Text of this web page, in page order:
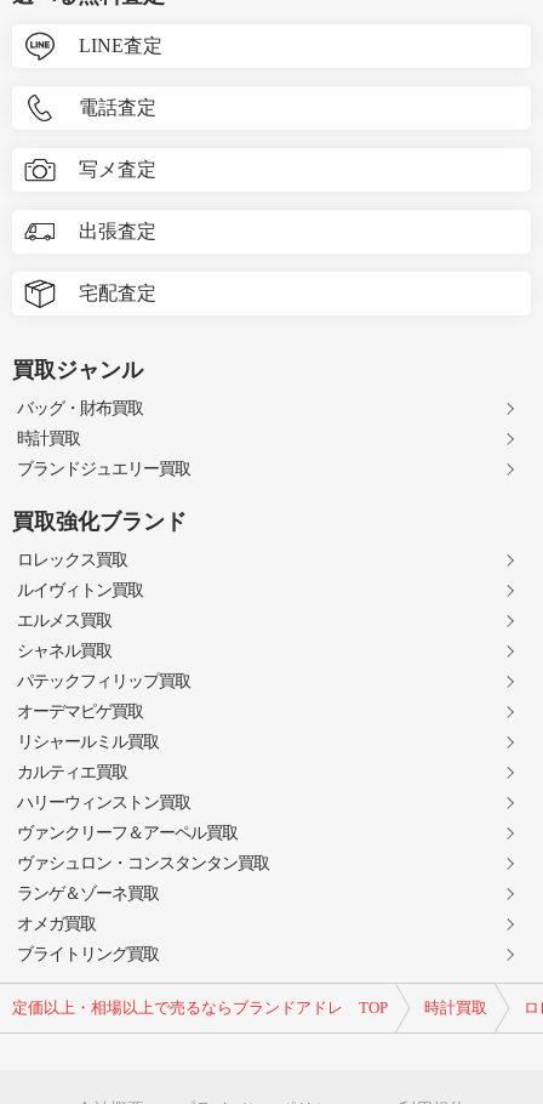
定価以上・相場以上で売るならブランドアドレ TOP 時計買取
LINE査定
電話査定
写メ査定
出張査定
宅配査定
買取ジャンル
バッグ・財布買取
時計買取
ブランドジュエリー買取
買取強化ブランド
ロレックス買取
ルイヴィトン買取
エルメス買取
シャネル買取
パテックフィリップ買取
オーデマピゲ買取
リシャールミル買取
カルティエ買取
ハリーウィンストン買取
ヴァンクリーフ＆アーペル買取
ヴァシュロン・コンスタンタン買取
ランゲ＆ゾーネ買取
オメガ買取
ブライトリング買取